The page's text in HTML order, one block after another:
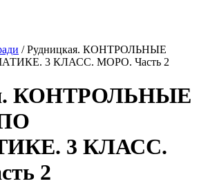
/ Рудницкая. КОНТРОЛЬНЫЕ
3 КЛАСС. МОРО. Часть 2
КОНТРОЛЬНЫЕ
3 КЛАСС.
2